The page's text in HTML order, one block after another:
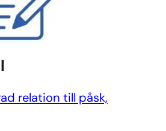
relation till påsk,